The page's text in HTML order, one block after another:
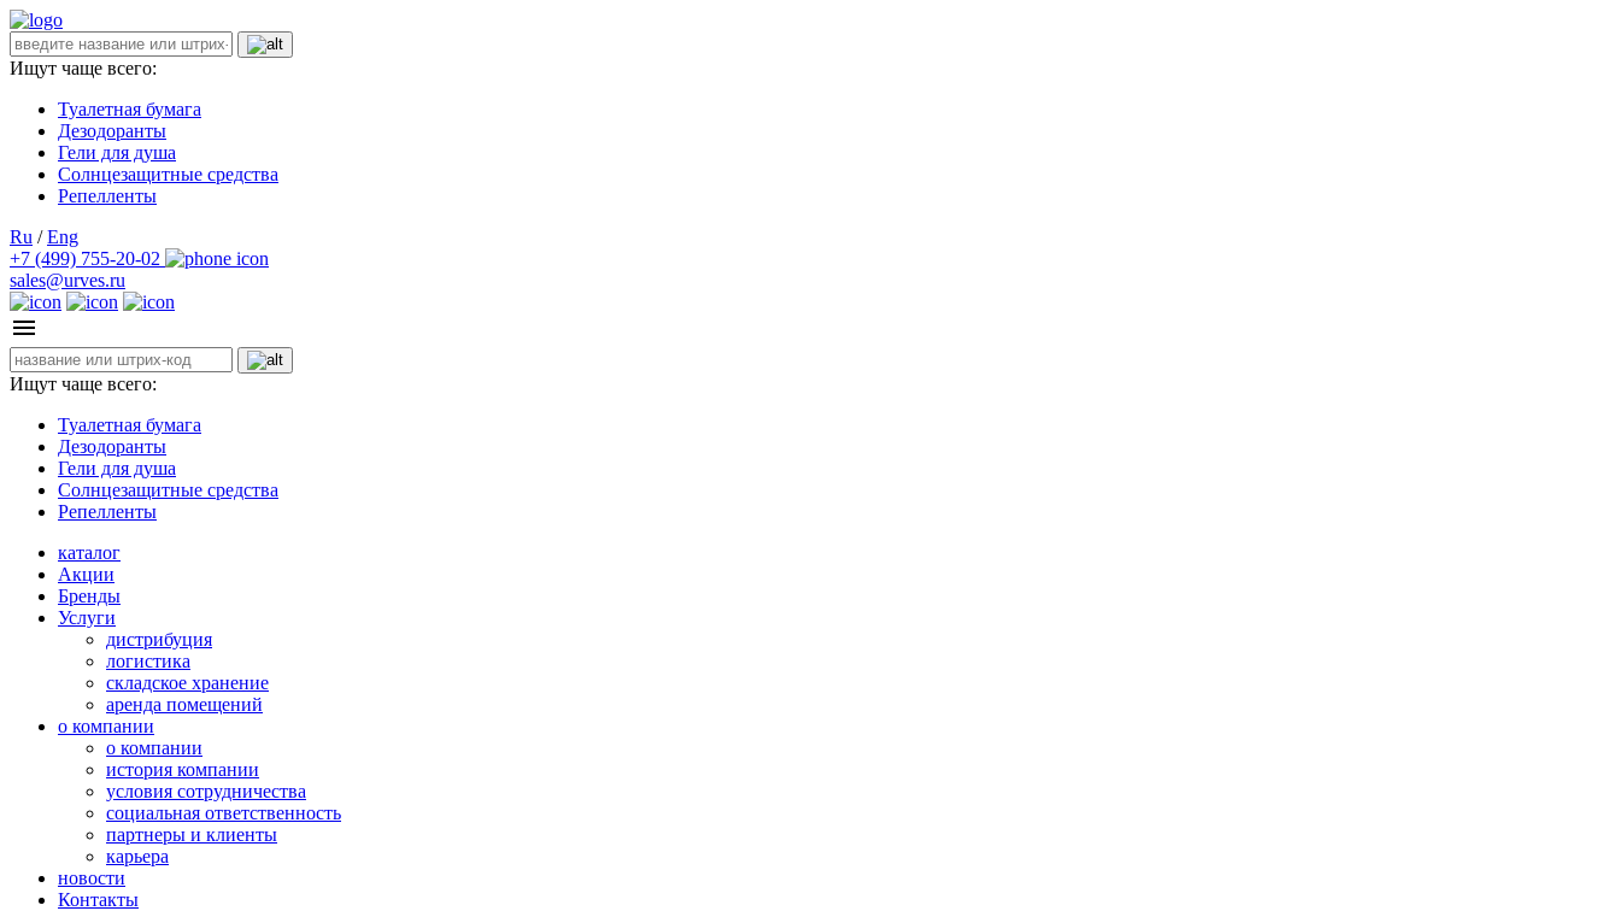
Ищут чаще всего:
Туалетная бумага
Дезодоранты
Гели для душа
Солнцезащитные средства
Репелленты
Ru / Eng
+7 (499) 755-20-02
sales@urves.ru
Ищут чаще всего:
Туалетная бумага
Дезодоранты
Гели для душа
Солнцезащитные средства
Репелленты
каталог
Акции
Бренды
Услуги
дистрибуция
логистика
складское хранение
аренда помещений
о компании
о компании
история компании
условия сотрудничества
социальная ответственность
партнеры и клиенты
карьера
новости
Контакты